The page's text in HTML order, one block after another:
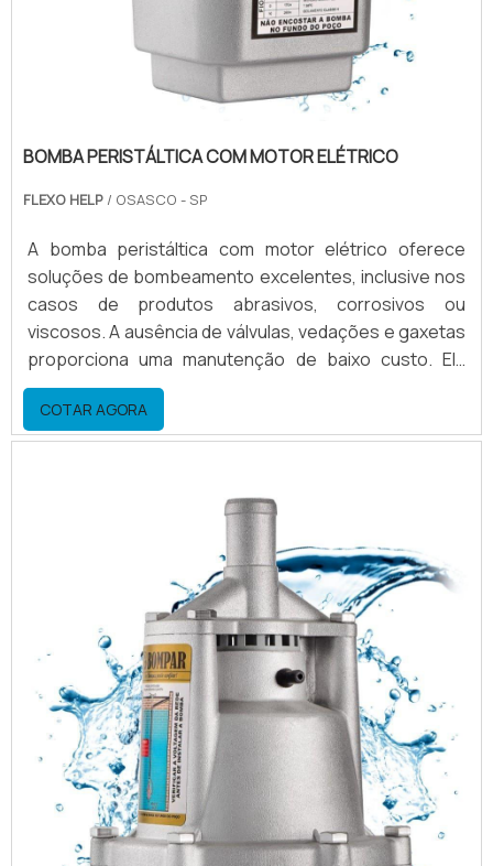
BOMBA PERISTÁLTICA COM MOTOR ELÉTRICO
FLEXO HELP / OSASCO - SP
A bomba peristáltica com motor elétrico oferece
soluções de bombeamento excelentes, inclusive nos
casos de produtos abrasivos, corrosivos ou
viscosos. A ausência de válvulas, vedações e gaxetas
proporciona uma manutenção de baixo custo. Ela
também tem uma ação de bombeamento suave,
excelente para polímeros sensíveis.Vantagens no
uso do equipamento Baixo custo benefício; Possui
COTAR AGORA